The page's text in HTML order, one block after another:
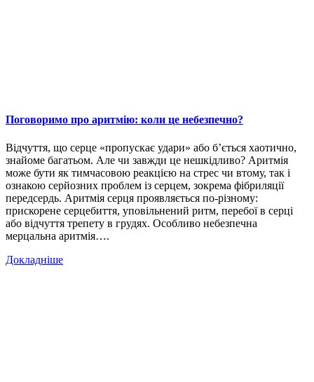
Поговоримо про аритмію: коли це небезпечно?
Відчуття, що серце «пропускає удари» або б’ється хаотично,
знайоме багатьом. Але чи завжди це нешкідливо? Аритмія
може бути як тимчасовою реакцією на стрес чи втому, так і
ознакою серйозних проблем із серцем, зокрема фібриляції
передсердь. Аритмія серця проявляється по-різному:
прискорене серцебиття, уповільнений ритм, перебої в серці
або відчуття трепету в грудях. Особливо небезпечна
мерцальна аритмія….
Докладніше